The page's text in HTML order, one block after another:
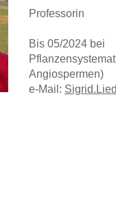
Professorin
Bis 05/2024 bei
Angiospermen)
e-Mail: